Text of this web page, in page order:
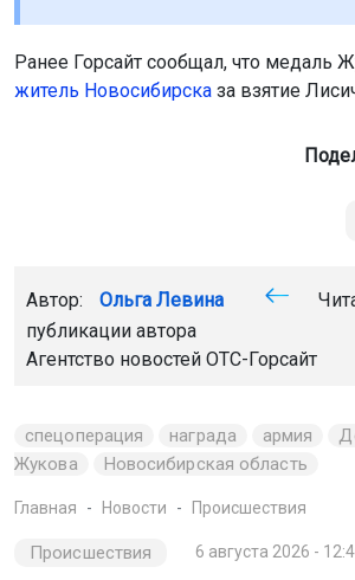
Ранее Горсайт сообщал, что медаль
житель Новосибирска за взятие
Автор: Ольга Левина
публикации автора
Агентство новостей ОТС-Горсайт
спецоперация награда армия
Жукова
Новосибирская область
Главная Новости Происшествия
Происшествия 6 августа 2026 -